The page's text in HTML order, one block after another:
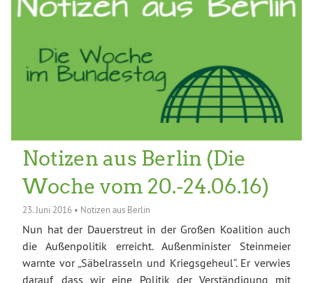
Notizen aus Berlin (Die
Woche vom 20.-24.06.16)
23. Juni 2016 • Notizen aus Berlin
Nun hat der Dauerstreut in der Großen Koalition auch
die Außenpolitik erreicht. Außenminister Steinmeier
warnte vor „Säbelrasseln und Kriegsgeheul“. Er verwies
darauf, dass wir eine Politik der Verständigung mit